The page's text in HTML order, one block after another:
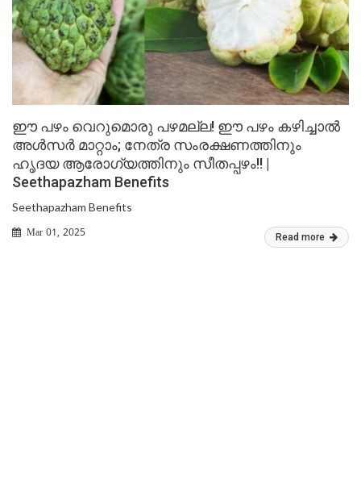
ഈ പഴം വെറുമൊരു പഴമല്ല! ഈ പഴം കഴിച്ചാൽ
അള്‍സര്‍ മാറ്റാം; നേത്ര സംരക്ഷണത്തിനും
ഹൃദയ ആരോഗ്യത്തിനും സീതപ്പഴം!! |
Seethapazham Benefits
Seethapazham Benefits
Mar 01, 2025 Read more